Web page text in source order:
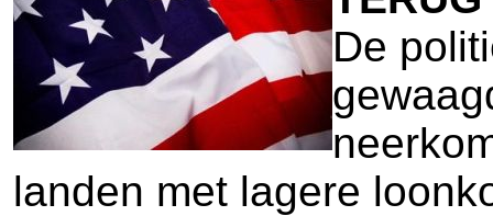
De
landen met lagere